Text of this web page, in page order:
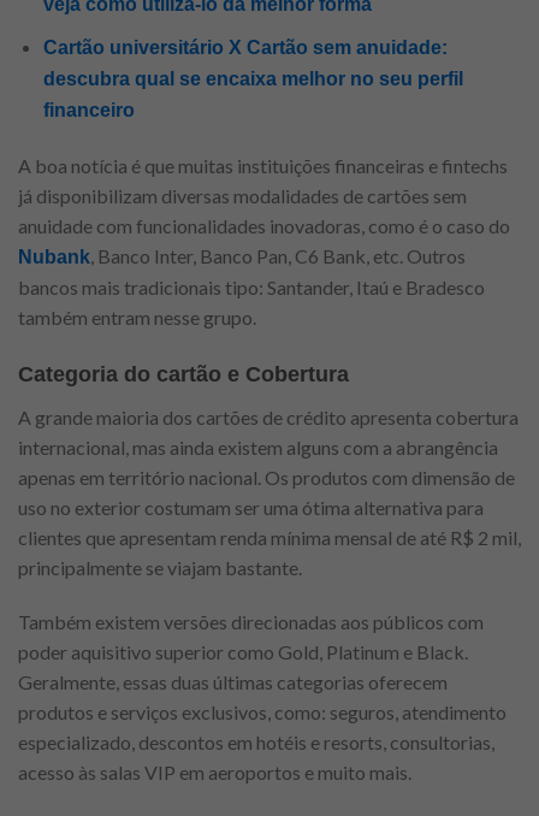
veja como utilizá-lo da melhor forma
Cartão universitário X Cartão sem anuidade:
descubra qual se encaixa melhor no seu perfil
financeiro
A boa notícia é que muitas instituições financeiras e fintechs
já disponibilizam diversas modalidades de cartões sem
anuidade com funcionalidades inovadoras, como é o caso do
Nubank , Banco Inter, Banco Pan, C6 Bank, etc. Outros
bancos mais tradicionais tipo: Santander, Itaú e Bradesco
também entram nesse grupo.
Categoria do cartão e Cobertura
A grande maioria dos cartões de crédito apresenta cobertura
internacional, mas ainda existem alguns com a abrangência
apenas em território nacional. Os produtos com dimensão de
uso no exterior costumam ser uma ótima alternativa para
clientes que apresentam renda mínima mensal de até R$ 2 mil,
principalmente se viajam bastante.
Também existem versões direcionadas aos públicos com
poder aquisitivo superior como Gold, Platinum e Black.
Geralmente, essas duas últimas categorias oferecem
produtos e serviços exclusivos, como: seguros, atendimento
especializado, descontos em hotéis e resorts, consultorias,
acesso às salas VIP em aeroportos e muito mais.